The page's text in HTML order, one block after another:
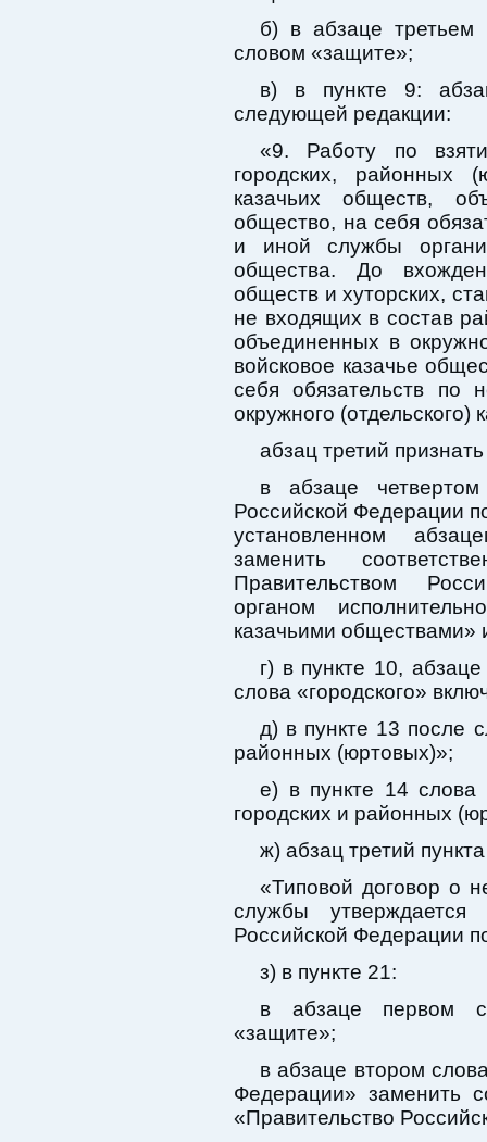
б) в абзаце третьем
словом «защите»;
в) в пункте 9:
следующей редакции:
«9. Работу по
городских, районных
казачьих обществ,
общество, на себя
и иной службы
общества. До
обществ и хуторских,
не входящих в состав
объединенных в
войсковое казачье
себя обязательств по
окружного (отдельского)
абзац третий
в абзаце
Российской Федерации
установленном
заменить
Правительством
органом
казачьими обществами»
г) в пункте 10,
слова «городского»
д) в пункте 13 после
районных (юртовых)»;
е) в пункте 14 слова
городских и районных
ж) абзац третий
«Типовой договор о
службы утверждается
Российской Федерации
з) в пункте 21:
в абзаце первом
«защите»;
в абзаце втором
Федерации» заменить
«Правительство